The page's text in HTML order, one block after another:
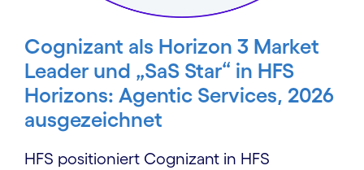
Cognizant als Horizon 3 Market
Leader und „SaS Star“ in HFS
Horizons: Agentic Services, 2026
ausgezeichnet
HFS positioniert Cognizant in HFS